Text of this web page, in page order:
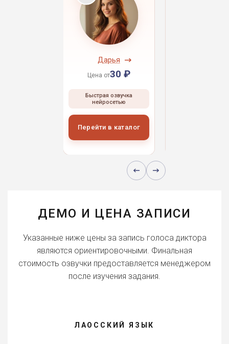
Дарья
Цена от30 ₽
Быстрая озвучка
нейросетью
Перейти в каталог
ДЕМО И ЦЕНА ЗАПИСИ
Указанные ниже цены за запись голоса диктора
являются ориентировочными. Финальная
стоимость озвучки предоставляется менеджером
после изучения задания.
ЛАОССКИЙ ЯЗЫК